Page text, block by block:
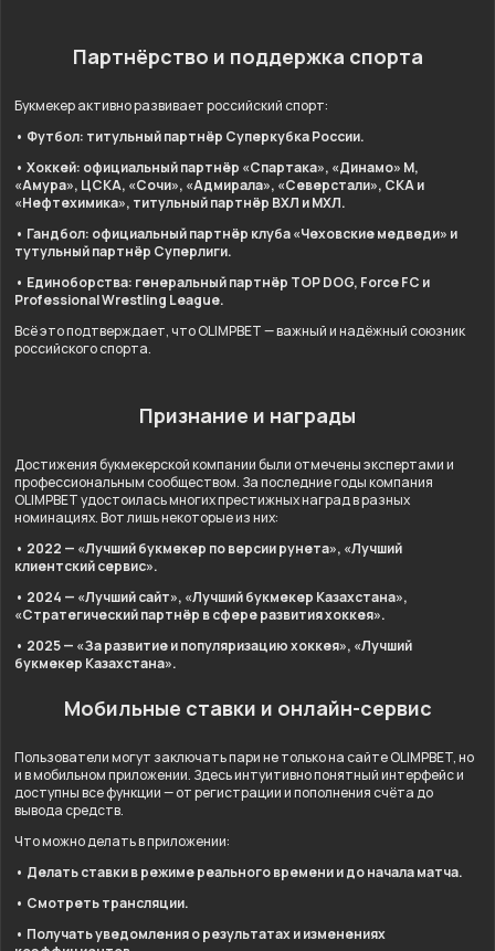
Партнёрство и поддержка спорта
Букмекер активно развивает российский спорт:
• Футбол: титульный партнёр Суперкубка России.
• Хоккей: официальный партнёр «Спартака», «Динамо» М,
«Амура», ЦСКА, «Сочи», «Адмирала», «Северстали», СКА и
«Нефтехимика», титульный партнёр ВХЛ и МХЛ.
• Гандбол: официальный партнёр клуба «Чеховские медведи» и
тутульный партнёр Суперлиги.
• Единоборства: генеральный партнёр TOP DOG, Force FC и
Professional Wrestling League.
Всё это подтверждает, что OLIMPBET — важный и надёжный союзник
российского спорта.
Признание и награды
Достижения букмекерской компании были отмечены экспертами и
профессиональным сообществом. За последние годы компания
OLIMPBET удостоилась многих престижных наград в разных
номинациях. Вот лишь некоторые из них:
• 2022 — «Лучший букмекер по версии рунета», «Лучший
клиентский сервис».
• 2024 — «Лучший сайт», «Лучший букмекер Казахстана»,
«Стратегический партнёр в сфере развития хоккея».
• 2025 — «За развитие и популяризацию хоккея», «Лучший
букмекер Казахстана».
Мобильные ставки и онлайн-сервис
Пользователи могут заключать пари не только на сайте OLIMPBET, но
и в мобильном приложении. Здесь интуитивно понятный интерфейс и
доступны все функции — от регистрации и пополнения счёта до
вывода средств.
Что можно делать в приложении:
• Делать ставки в режиме реального времени и до начала матча.
• Смотреть трансляции.
• Получать уведомления о результатах и изменениях